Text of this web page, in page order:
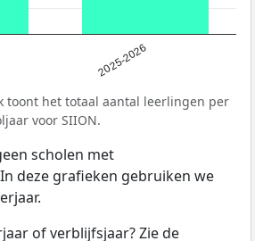
2025-2026
toont het totaal aantal leerlingen per
voor SIION.
scholen met
deze grafieken gebruiken we
of verblijfsjaar? Zie de